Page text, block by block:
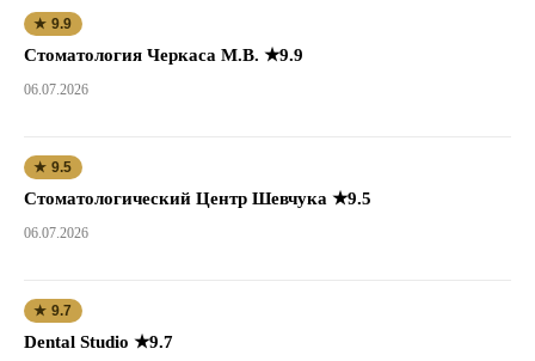
★ 9.9
Стоматология Черкаса М.В. ★9.9
06.07.2026
★ 9.5
Стоматологический Центр Шевчука ★9.5
06.07.2026
★ 9.7
Dental Studio ★9.7